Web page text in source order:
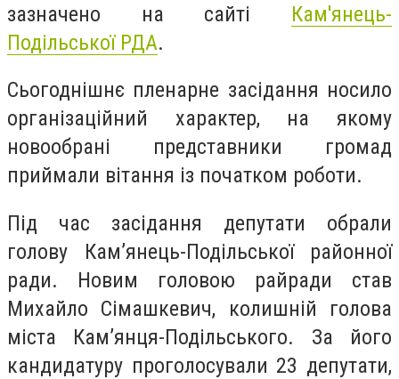
зазначено на сайті Кам'янець-
Подільської РДА.
Сьогоднішнє пленарне засідання носило
організаційний характер, на якому
новообрані представники громад
приймали вітання із початком роботи.
Під час засідання депутати обрали
голову Кам’янець-Подільської районної
ради. Новим головою райради став
Михайло Сімашкевич, колишній голова
міста Кам’янця-Подільського. За його
кандидатуру проголосували 23 депутати,